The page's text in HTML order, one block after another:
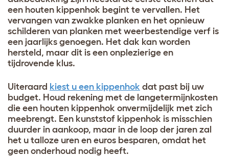
een houten kippenhok begint te vervallen. Het
vervangen van zwakke planken en het opnieuw
schilderen van planken met weerbestendige verf is
een jaarlijks genoegen. Het dak kan worden
hersteld, maar dit is een onplezierige en
tijdrovende klus.
Uiteraard kiest u een kippenhok dat past bij uw
budget. Houd rekening met de langetermijnkosten
die een houten kippenhok onvermijdelijk met zich
meebrengt. Een kunststof kippenhok is misschien
duurder in aankoop, maar in de loop der jaren zal
het u talloze uren en euros besparen, omdat het
geen onderhoud nodig heeft.